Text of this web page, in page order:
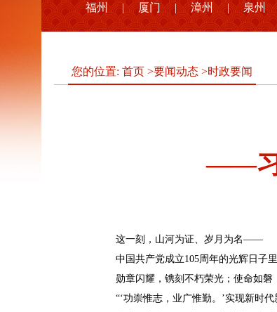
福州 | 厦门 | 漳州 | 泉州
您的位置: 首页 >要闻动态 >时政要闻
——习
这一刻，山河为证、岁月为名——
中国共产党成立105周年的光辉日子
勋章闪耀，镌刻不朽荣光；使命如磐
“‘功崇惟志，业广惟勤。’实现新时